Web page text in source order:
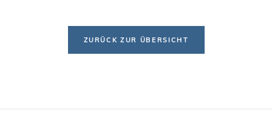
ZURÜCK ZUR ÜBERSICHT